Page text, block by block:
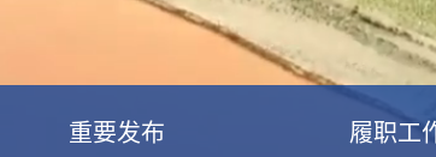
重要发布 履职工